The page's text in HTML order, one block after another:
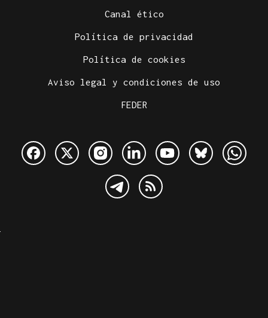
Canal ético
Política de privacidad
Política de cookies
Aviso legal y condiciones de uso
FEDER